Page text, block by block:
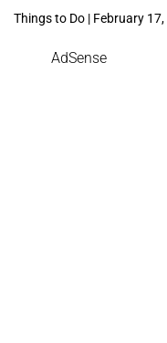
Things to Do | February
AdSense